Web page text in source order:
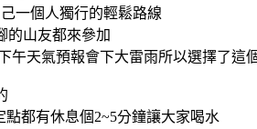
一個人獨行的輕鬆路線
的山友都來參加
午天氣預報會下大雷雨所以選擇了這
點都有休息個2~5分鐘讓大家喝水